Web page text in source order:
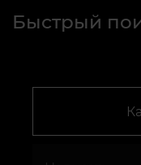
Быстрый